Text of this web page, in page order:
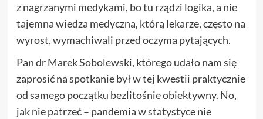
z nagrzanymi medykami, bo tu rządzi logika, a nie
tajemna wiedza medyczna, którą lekarze, często na
wyrost, wymachiwali przed oczyma pytających.
Pan dr Marek Sobolewski, którego udało nam się
zaprosić na spotkanie był w tej kwestii praktycznie
od samego początku bezlitośnie obiektywny. No,
jak nie patrzeć – pandemia w statystyce nie